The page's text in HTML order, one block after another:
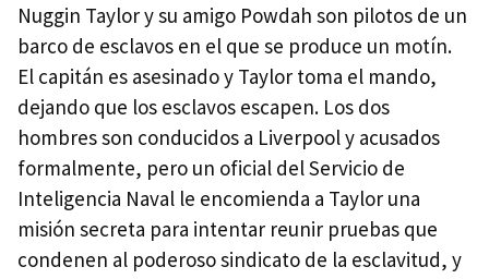
Nuggin Taylor y su amigo Powdah son pilotos de un
barco de esclavos en el que se produce un motín.
El capitán es asesinado y Taylor toma el mando,
dejando que los esclavos escapen. Los dos
hombres son conducidos a Liverpool y acusados
formalmente, pero un oficial del Servicio de
Inteligencia Naval le encomienda a Taylor una
misión secreta para intentar reunir pruebas que
condenen al poderoso sindicato de la esclavitud, y